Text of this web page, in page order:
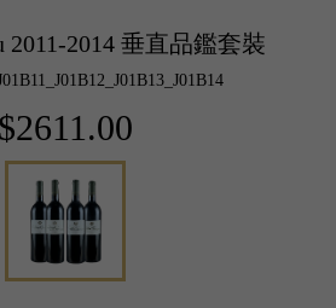
2011-2014 垂直品鑑套裝
$2611.00